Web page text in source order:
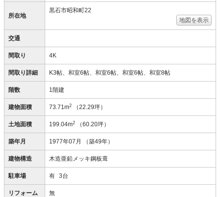
所在地
黒石市昭和町22
地図を表示
交通
間取り 4K
間取り詳細 K3帖、和室6帖、和室6帖、和室6帖、和室8帖
階数 1階建
建物面積 73.71m2 （22.29坪）
土地面積 199.04m2 （60.20坪）
築年月 1977年07月 （築49年）
建物構造 木造亜鉛メッキ鋼板葺
駐車場 有 3台
リフォーム 無